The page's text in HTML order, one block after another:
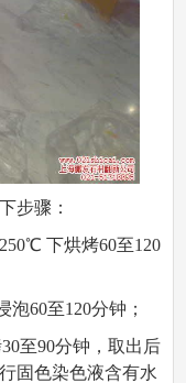
步骤：
下烘烤60至120
60至120分钟；
至90分钟，取出后
固色染色液含有水